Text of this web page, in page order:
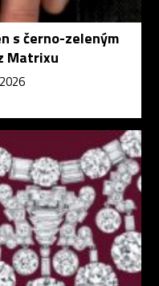
s černo-zeleným
Matrixu